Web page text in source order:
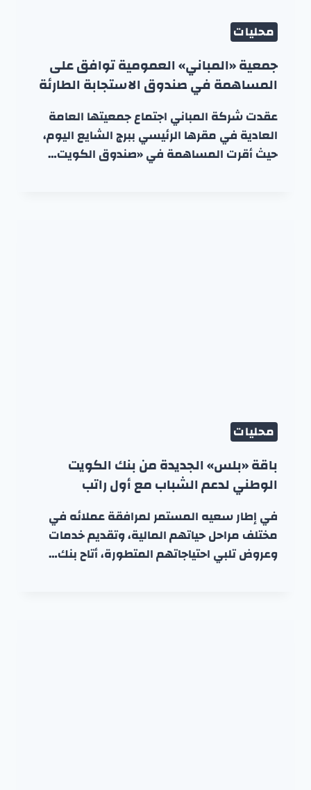
محليات
جمعية «المباني» العمومية توافق على
المساهمة في صندوق الاستجابة الطارئة
عقدت شركة المباني اجتماع جمعيتها العامة
العادية في مقرها الرئيسي ببرج الشايع اليوم،
حيث أقرت المساهمة في «صندوق الكويت…
محليات
باقة «بلس» الجديدة من بنك الكويت
الوطني لدعم الشباب مع أول راتب
في إطار سعيه المستمر لمرافقة عملائه في
مختلف مراحل حياتهم المالية، وتقديم خدمات
وعروض تلبي احتياجاتهم المتطورة، أتاح بنك…